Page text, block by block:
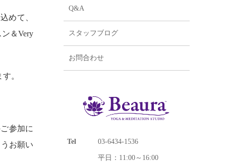
めて、
＆Very
。
参加に
お願い
Q&A
スタッフブログ
お問合わせ
Tel 03-6434-1536
平日：11:00～16:00